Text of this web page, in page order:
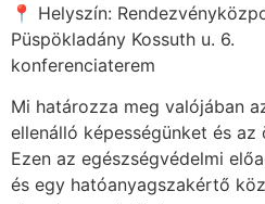
📍 Helyszín:
Püspökladány Kossuth u. 6.
konferenciaterem
Mi határozza meg valójában
ellenálló képességünket és az
Ezen az egészségvédelmi
és egy hatóanyagszakértő